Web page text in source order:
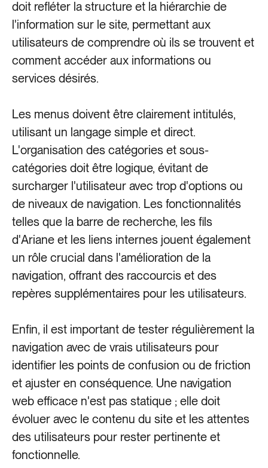
doit refléter la structure et la hiérarchie de
l'information sur le site, permettant aux
utilisateurs de comprendre où ils se trouvent et
comment accéder aux informations ou
services désirés.
Les menus doivent être clairement intitulés,
utilisant un langage simple et direct.
L'organisation des catégories et sous-
catégories doit être logique, évitant de
surcharger l'utilisateur avec trop d'options ou
de niveaux de navigation. Les fonctionnalités
telles que la barre de recherche, les fils
d'Ariane et les liens internes jouent également
un rôle crucial dans l'amélioration de la
navigation, offrant des raccourcis et des
repères supplémentaires pour les utilisateurs.
Enfin, il est important de tester régulièrement la
navigation avec de vrais utilisateurs pour
identifier les points de confusion ou de friction
et ajuster en conséquence. Une navigation
web efficace n'est pas statique ; elle doit
évoluer avec le contenu du site et les attentes
des utilisateurs pour rester pertinente et
fonctionnelle.